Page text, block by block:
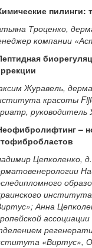
пилинги:
Троценко,
компании
Журавель,
красоты
–
Цепколенко,
Анна
«Виртус»,